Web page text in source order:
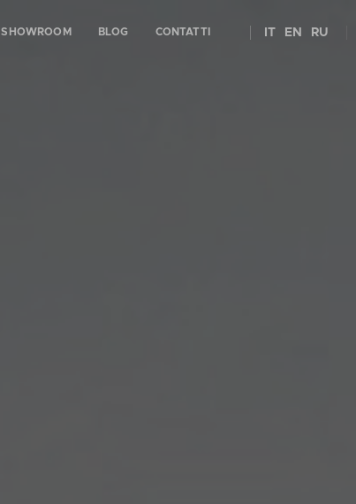
SHOWROOM BLOG CONTATTI IT EN RU